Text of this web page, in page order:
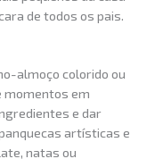
de todos os pais.
almoço colorido ou
momentos em
e dar
artísticas e
natas ou